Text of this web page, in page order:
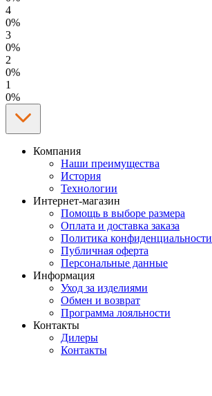
4
0%
3
0%
2
0%
1
0%
Компания
Наши преимущества
История
Технологии
Интернет-магазин
Помощь в выборе размера
Оплата и доставка заказа
Политика конфиденциальности
Публичная оферта
Персональные данные
Информация
Уход за изделиями
Обмен и возврат
Программа лояльности
Контакты
Дилеры
Контакты